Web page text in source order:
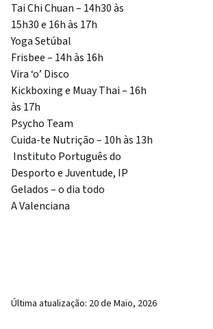
Tai Chi Chuan – 14h30 às
15h30 e 16h às 17h
Yoga Setúbal
Frisbee – 14h às 16h
Vira ‘o’ Disco
Kickboxing e Muay Thai – 16h
às 17h
Psycho Team
Cuida-te Nutrição – 10h às 13h
Instituto Português do
Desporto e Juventude, IP
Gelados – o dia todo
A Valenciana
Última atualização: 20 de Maio, 2026